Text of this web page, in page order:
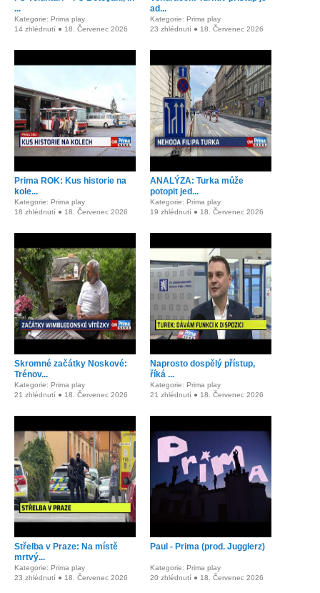
...
Kategorie: Prima play
14 zhlédnutí ● 18. Červenec 2026
ad...
Kategorie: Prima play
23 zhlédnutí ● 18. Červenec 2026
Prima ROK: Kus historie na
kole...
Kategorie: Prima play
18 zhlédnutí ● 18. Červenec 2026
ANALÝZA: Turka může
potopit jed...
Kategorie: Prima play
19 zhlédnutí ● 18. Červenec 2026
Skromné začátky Noskové:
Trénov...
Kategorie: Prima play
21 zhlédnutí ● 18. Červenec 2026
Naprosto dospělý přístup,
říká ...
Kategorie: Prima play
21 zhlédnutí ● 18. Červenec 2026
Střelba v Praze: Na místě
mrtvý...
Kategorie: Prima play
23 zhlédnutí ● 18. Červenec 2026
Paul - Prima (prod. Jugglerz)
Kategorie: Prima play
20 zhlédnutí ● 18. Červenec 2026